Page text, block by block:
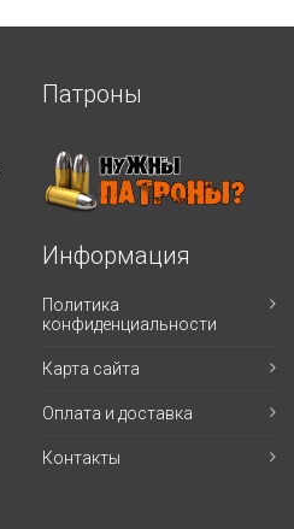
Патроны
Информация
Политика
конфиденциальности
Карта сайта
Оплата и доставка
Контакты